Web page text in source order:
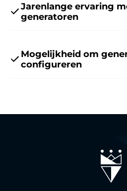
Jarenlange ervaring
generatoren
Mogelijkheid om
configureren